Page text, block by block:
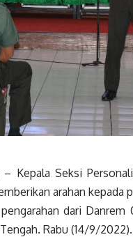
– Kepala Seksi
arahan
dari
Rabu (14/9/2022).